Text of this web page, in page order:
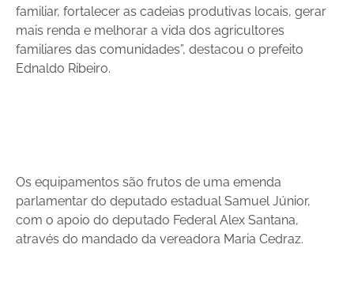
familiar, fortalecer as cadeias produtivas locais, gerar
mais renda e melhorar a vida dos agricultores
familiares das comunidades”, destacou o prefeito
Ednaldo Ribeiro.
Os equipamentos são frutos de uma emenda
parlamentar do deputado estadual Samuel Júnior,
com o apoio do deputado Federal Alex Santana,
através do mandado da vereadora Maria Cedraz.